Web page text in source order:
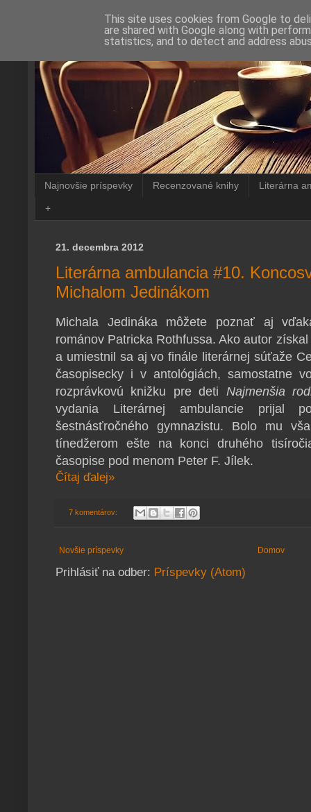
Najnovšie príspevky Recenzované knihy Literárna
+
21. decembra 2012
Literárna ambulancia #10.
Michalom Jedinákom
Michala Jedináka môžete poznať aj
románov Patricka Rothfussa. Ako autor
a umiestnil sa aj vo finále literárnej súťaže
časopisecky i v antológiách, samostatne
rozprávkovú knižku pre deti Najmenšia
vydania Literárnej ambulancie prijal
šestnásťročného gymnazistu. Bolo mu
tínedžerom ešte na konci druhého
časopise pod menom Peter F. Jílek.
Čítaj ďalej»
7 komentárov:
Novšie príspevky Domov
Prihlásiť na odber: Príspevky (Atom)
This site uses cookies from Google to
are shared with Google along with
statistics, and to detect and address